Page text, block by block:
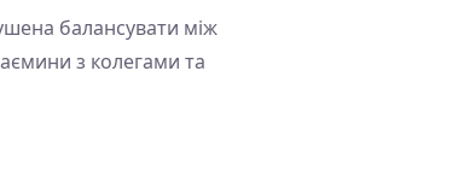
балансувати між
з колегами та